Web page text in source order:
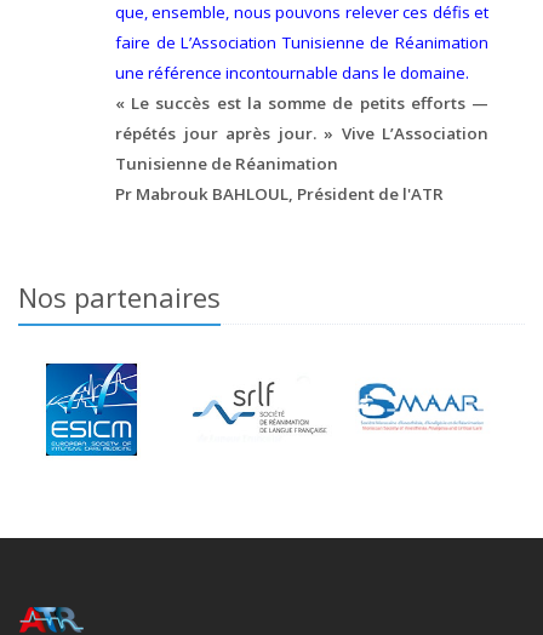
que, ensemble, nous pouvons relever ces défis et
faire de L’Association Tunisienne de Réanimation
une référence incontournable dans le domaine.
« Le succès est la somme de petits efforts —
répétés jour après jour. » Vive L’Association
Tunisienne de Réanimation
Pr Mabrouk BAHLOUL, Président de l'ATR
Nos partenaires